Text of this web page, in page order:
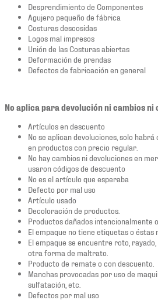
Desprendimiento de Componentes
Agujero pequeño de fábrica
Costuras descosidas
Logos mal impresos
Unión de las Costuras abiertas
Deformación de prendas
Defectos de fabricación en general
No aplica para devolución ni cambios
Artículos en descuento
No se aplican devoluciones, solo
en productos con precio regular.
No hay cambios ni devoluciones en
usaron códigos de descuento
No es el artículo que esperaba
Defecto por mal uso
Artículo usado
Decoloración de productos.
Productos dañados intencionalmente
El empaque no tiene etiquetas o éstas
El empaque se encuentre roto,
otra forma de maltrato.
Producto de remate o con descuento.
Manchas provocadas por uso de
sulfatación, etc.
Defectos por mal uso